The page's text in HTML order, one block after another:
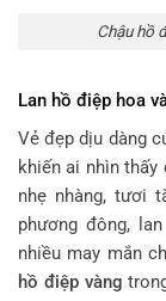
Chậu hồ
Lan hồ điệp hoa
Vẻ đẹp dịu dàng
khiến ai nhìn thấy
nhẹ nhàng, tươi
phương đông,
nhiều may mắn
hồ điệp vàng